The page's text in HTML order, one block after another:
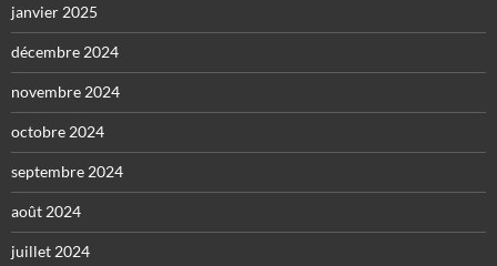
janvier 2025
décembre 2024
novembre 2024
octobre 2024
septembre 2024
août 2024
juillet 2024